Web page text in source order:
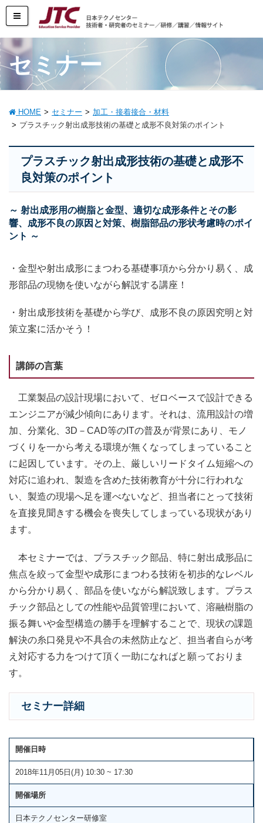
セミナー
HOME セミナー
加工・接着接合・材料
プラスチック射出成形技術の基礎と成形不良対策のポイント
プラスチック射出成形技術の基礎と成形不
良対策のポイント
～ 射出成形用の樹脂と金型、適切な成形条件とその影
響、成形不良の原因と対策、樹脂部品の形状考慮時のポイ
ント ～
・金型や射出成形にまつわる基礎事項から分かり易く、成
形部品の現物を使いながら解説する講座！
・射出成形技術を基礎から学び、成形不良の原因究明と対
策立案に活かそう！
講師の言葉
工業製品の設計現場において、ゼロベースで設計できる
エンジニアが減少傾向にあります。それは、流用設計の増
加、分業化、3D－CAD等のITの普及が背景にあり、モノ
づくりを一から考える環境が無くなってしまっていること
に起因しています。その上、厳しいリードタイム短縮への
対応に追われ、製造を含めた技術教育が十分に行われな
い、製造の現場へ足を運べないなど、担当者にとって技術
を直接見聞きする機会を喪失してしまっている現状があり
ます。
本セミナーでは、プラスチック部品、特に射出成形品に
焦点を絞って金型や成形にまつわる技術を初歩的なレベル
から分かり易く、部品を使いながら解説致します。プラス
チック部品としての性能や品質管理において、溶融樹脂の
振る舞いや金型構造の勝手を理解することで、現状の課題
解決の糸口発見や不具合の未然防止など、担当者自らが考
え対応する力をつけて頂く一助になればと願っておりま
す。
セミナー詳細
開催日時
2018年11月05日(月) 10:30 ~ 17:30
開催場所
日本テクノセンター研修室